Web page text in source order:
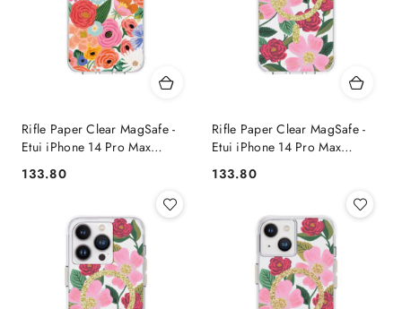
Rifle Paper Clear MagSafe -
Etui iPhone 14 Pro Max
(Garden Party Blush)
Cena:
133.80
Rifle Paper Clear MagSafe -
Etui iPhone 14 Pro Max
zdobione złotem (Rose
Garden)
Cena:
133.80